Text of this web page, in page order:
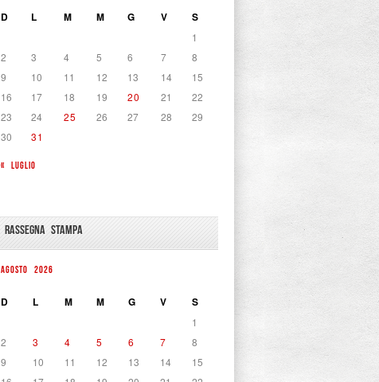
D L M M G V S
« LUGLIO
1
2
3 4 5 6 7
8
9
10 11 12 13 14
15
16
17 18 19 20 21
22
23
24 25 26 27 28
29
30
31
RASSEGNA STAMPA
AGOSTO 2026
D L M M G V S
1
2
3 4 5 6 7
8
9
10 11 12 13 14
15